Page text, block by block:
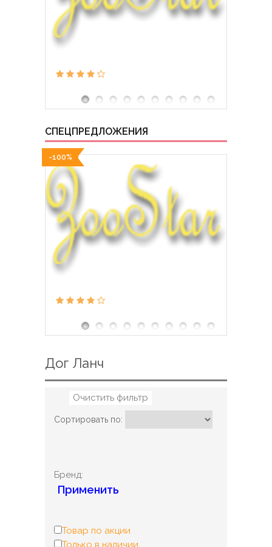
СПЕЦПРЕДЛОЖЕНИЯ
-100%
Дог Ланч
Очистить фильтр
Сортировать по:
Бренд:
Применить
Товар по акции
Только в наличии